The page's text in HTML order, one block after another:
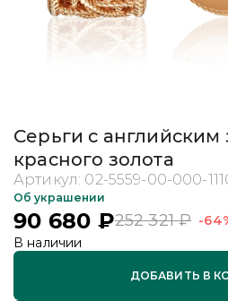
Серьги с английским
красного золота
Артикул: 02-5559-00-000-
Об украшении
90 680 ₽252 321₽ -
В наличии
ДОБАВИТЬ В